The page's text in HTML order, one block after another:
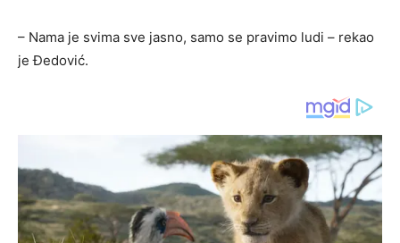
– Nama je svima sve jasno, samo se pravimo ludi – rekao
je Đedović.